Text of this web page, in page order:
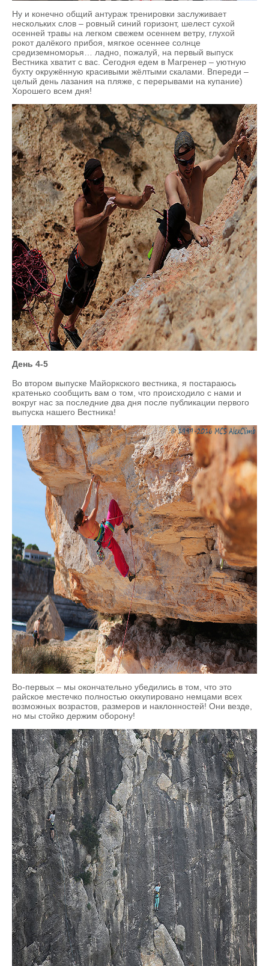
Ну и конечно общий антураж тренировки заслуживает
нескольких слов – ровный синий горизонт, шелест сухой
осенней травы на легком свежем осеннем ветру, глухой
рокот далёкого прибоя, мягкое осеннее солнце
средиземноморья… ладно, пожалуй, на первый выпуск
Вестника хватит с вас. Сегодня едем в Магренер – уютную
бухту окружённую красивыми жёлтыми скалами. Впереди –
целый день лазания на пляже, с перерывами на купание)
Хорошего всем дня!
День 4-5
Во втором выпуске Майоркского вестника, я постараюсь
кратенько сообщить вам о том, что происходило с нами и
вокруг нас за последние два дня после публикации первого
выпуска нашего Вестника!
Во-первых – мы окончательно убедились в том, что это
райское местечко полностью оккупировано немцами всех
возможных возрастов, размеров и наклонностей! Они везде,
но мы стойко держим оборону!